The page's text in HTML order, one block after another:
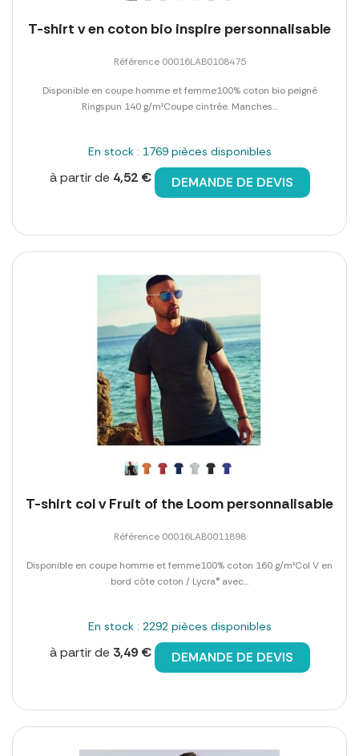
T-shirt v en coton bio inspire personnalisable
Référence 00016LAB0108475
Disponible en coupe homme et femme100% coton bio peigné
Ringspun 140 g/m²Coupe cintrée. Manches...
En stock : 1769 pièces disponibles
à partir de 4,52 € DEMANDE DE DEVIS
T-shirt col v Fruit of the Loom personnalisable
Référence 00016LAB0011898
Disponible en coupe homme et femme100% coton 160 g/m²Col V en
bord côte coton / Lycra® avec...
En stock : 2292 pièces disponibles
à partir de 3,49 € DEMANDE DE DEVIS